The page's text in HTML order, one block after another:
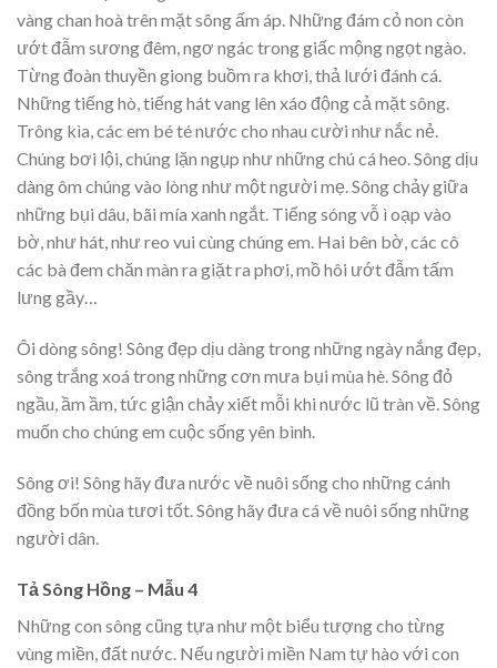
vàng chan hoà trên mặt sông ấm áp. Những đám cỏ non còn
ướt đẫm sương đêm, ngơ ngác trong giấc mộng ngọt ngào.
Từng đoàn thuyền giong buồm ra khơi, thả lưới đánh cá.
Những tiếng hò, tiếng hát vang lên xáo động cả mặt sông.
Trông kìa, các em bé té nước cho nhau cười như nắc nẻ.
Chúng bơi lội, chúng lặn ngụp như những chú cá heo. Sông dịu
dàng ôm chúng vào lòng như một người mẹ. Sông chảy giữa
những bụi dâu, bãi mía xanh ngắt. Tiếng sóng vỗ ì oạp vào
bờ, như hát, như reo vui cùng chúng em. Hai bên bờ, các cô
các bà đem chăn màn ra giặt ra phơi, mồ hôi ướt đẫm tấm
lưng gầy…
Ôi dòng sông! Sông đẹp dịu dàng trong những ngày nắng đẹp,
sông trắng xoá trong những cơn mưa bụi mùa hè. Sông đỏ
ngầu, ầm ầm, tức giận chảy xiết mỗi khi nước lũ tràn về. Sông
muốn cho chúng em cuộc sống yên bình.
Sông ơi! Sông hãy đưa nước về nuôi sống cho những cánh
đồng bốn mùa tươi tốt. Sông hãy đưa cá về nuôi sống những
người dân.
Tả Sông Hồng – Mẫu 4
Những con sông cũng tựa như một biểu tượng cho từng
vùng miền, đất nước. Nếu người miền Nam tự hào với con